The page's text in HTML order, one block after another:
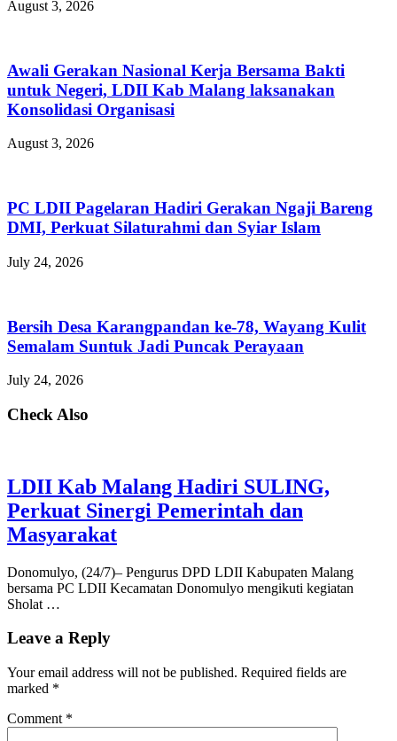
August 3, 2026
Awali Gerakan Nasional Kerja Bersama Bakti
untuk Negeri, LDII Kab Malang laksanakan
Konsolidasi Organisasi
August 3, 2026
PC LDII Pagelaran Hadiri Gerakan Ngaji Bareng
DMI, Perkuat Silaturahmi dan Syiar Islam
July 24, 2026
Bersih Desa Karangpandan ke-78, Wayang Kulit
Semalam Suntuk Jadi Puncak Perayaan
July 24, 2026
Check Also
LDII Kab Malang Hadiri SULING,
Perkuat Sinergi Pemerintah dan
Masyarakat
Donomulyo, (24/7)– Pengurus DPD LDII Kabupaten Malang
bersama PC LDII Kecamatan Donomulyo mengikuti kegiatan
Sholat …
Leave a Reply
Your email address will not be published. Required fields are
marked *
Comment *